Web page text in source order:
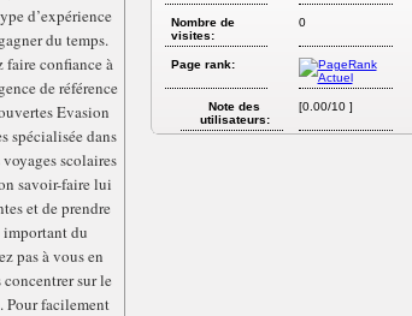
Nombre de
visites:
0
Page rank:
Note des
utilisateurs:
[0.00/10 ]
d’expérience
du temps.
faire confiance à
de référence
Evasion
spécialisée dans
scolaires
savoir-faire lui
et de prendre
important du
pas à vous en
sur le
Pour facilement